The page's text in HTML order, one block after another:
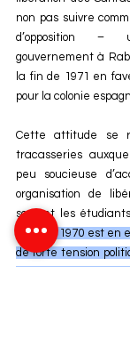
non pas suivre
d’opposition –
gouvernement à
la fin de 1971 en
pour la colonie
Cette attitude se
tracasseries
peu soucieuse
organisation de
soumet les
années 1970 est en
de forte tension